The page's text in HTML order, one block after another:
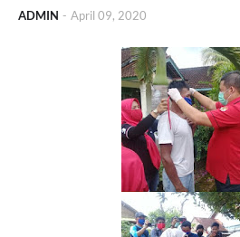
ADMIN - April 09, 2020